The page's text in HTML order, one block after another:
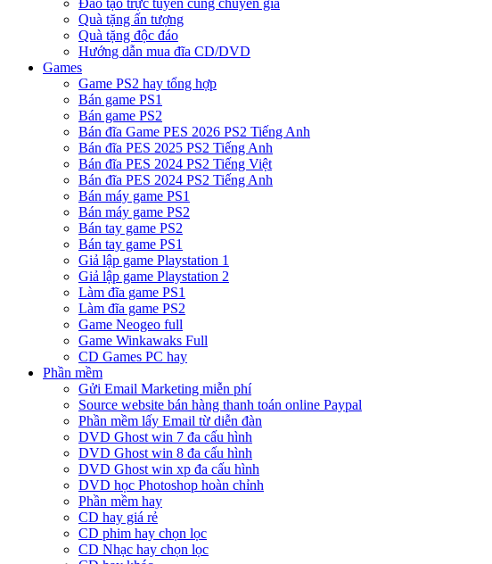
Đào tạo trực tuyến cùng chuyên gia
Quà tặng ấn tượng
Quà tặng độc đáo
Hướng dẫn mua đĩa CD/DVD
Games
Game PS2 hay tổng hợp
Bán game PS1
Bán game PS2
Bán đĩa Game PES 2026 PS2 Tiếng Anh
Bán đĩa PES 2025 PS2 Tiếng Anh
Bán đĩa PES 2024 PS2 Tiếng Việt
Bán đĩa PES 2024 PS2 Tiếng Anh
Bán máy game PS1
Bán máy game PS2
Bán tay game PS2
Bán tay game PS1
Giả lập game Playstation 1
Giả lập game Playstation 2
Làm đĩa game PS1
Làm đĩa game PS2
Game Neogeo full
Game Winkawaks Full
CD Games PC hay
Phần mềm
Gửi Email Marketing miễn phí
Source website bán hàng thanh toán online Paypal
Phần mềm lấy Email từ diễn đàn
DVD Ghost win 7 đa cấu hình
DVD Ghost win 8 đa cấu hình
DVD Ghost win xp đa cấu hình
DVD học Photoshop hoàn chỉnh
Phần mềm hay
CD hay giá rẻ
CD phim hay chọn lọc
CD Nhạc hay chọn lọc